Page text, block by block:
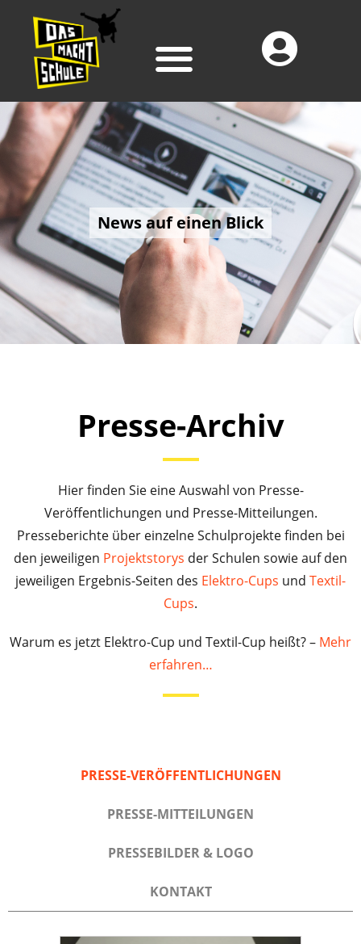
News auf einen Blick
Presse-Archiv
Hier finden Sie eine Auswahl von Presse-
Veröffentlichungen und Presse-Mitteilungen.
Presseberichte über einzelne Schulprojekte finden bei
den jeweiligen Projektstorys der Schulen sowie auf den
jeweiligen Ergebnis-Seiten des Elektro-Cups und Textil-
Cups.
Warum es jetzt Elektro-Cup und Textil-Cup heißt? – Mehr
erfahren…
PRESSE-VERÖFFENTLICHUNGEN
PRESSE-MITTEILUNGEN
PRESSEBILDER & LOGO
KONTAKT